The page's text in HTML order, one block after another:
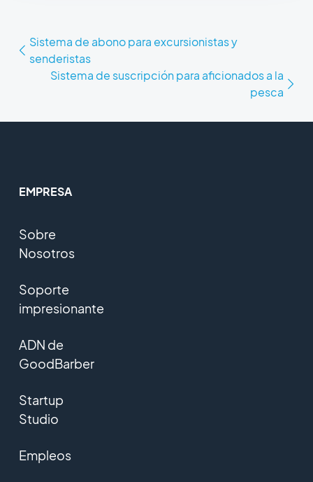
Sistema de abono para excursionistas y
senderistas
Sistema de suscripción para aficionados a la
pesca
EMPRESA
Sobre
Nosotros
Soporte
impresionante
ADN de
GoodBarber
Startup
Studio
Empleos